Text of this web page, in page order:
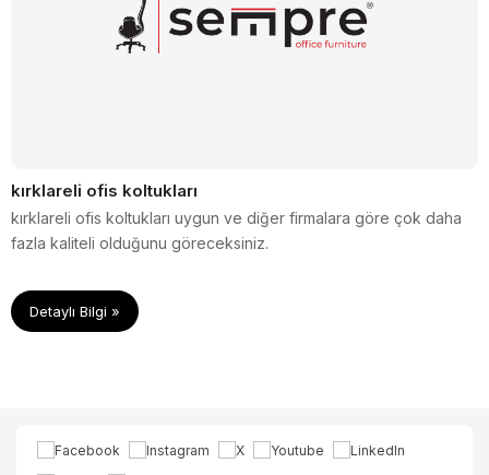
kırklareli ofis koltukları
kırklareli ofis koltukları uygun ve diğer firmalara göre çok daha
fazla kaliteli olduğunu göreceksiniz.
Detaylı Bilgi »